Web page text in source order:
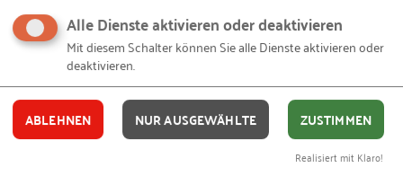
Fazit
DIN 18024 – Barrierefreies Bauen
Teil 1 – Straßen, Plätze, Wege, öffentliche
Verkehrs- und Grünanlagen sowie Spielplätze –
Planungsgrundlagen, 1998-01
Teil 2 – Öffentlich zugängige Gebäude und
Arbeitsstätten – Planungsgrundlagen, 1996-11
Alle Dienste aktivieren oder deaktivieren
Mit diesem Schalter können Sie alle Dienste aktivieren oder
deaktivieren.
ABLEHNEN NUR AUSGEWÄHLTE ZUSTIMMEN
Realisiert mit Klaro!